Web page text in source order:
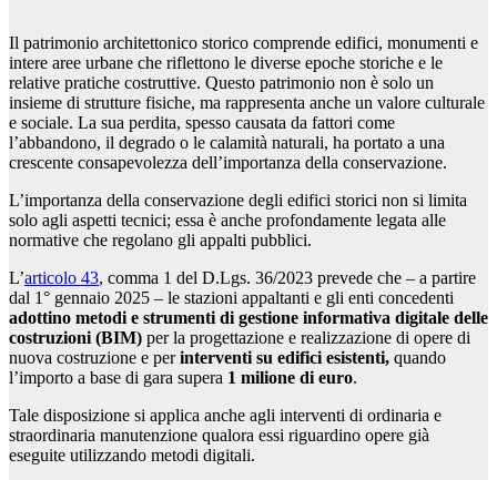
Il patrimonio architettonico storico comprende edifici, monumenti e
intere aree urbane che riflettono le diverse epoche storiche e le
relative pratiche costruttive. Questo patrimonio non è solo un
insieme di strutture fisiche, ma rappresenta anche un valore culturale
e sociale. La sua perdita, spesso causata da fattori come
l’abbandono, il degrado o le calamità naturali, ha portato a una
crescente consapevolezza dell’importanza della conservazione.
L’importanza della conservazione degli edifici storici non si limita
solo agli aspetti tecnici; essa è anche profondamente legata alle
normative che regolano gli appalti pubblici.
L’articolo 43, comma 1 del D.Lgs. 36/2023 prevede che – a partire
dal 1° gennaio 2025 – le stazioni appaltanti e gli enti concedenti
adottino metodi e strumenti di gestione informativa digitale delle
costruzioni (BIM) per la progettazione e realizzazione di opere di
nuova costruzione e perinterventi su edifici esistenti, quando
l’importo a base di gara supera 1 milione di euro.
Tale disposizione si applica anche agli interventi di ordinaria e
straordinaria manutenzione qualora essi riguardino opere già
eseguite utilizzando metodi digitali.